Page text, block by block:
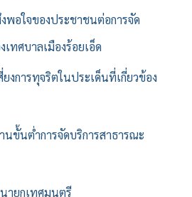
พอใจของประชาชนต่อการจัด
ทศบาลเมืองร้อยเอ็ด
งการทุจริตในประเด็นที่เกี่ยวข้อง
นขั้นต่ำการจัดบริการสาธารณะ
ายกเทศมนตรี